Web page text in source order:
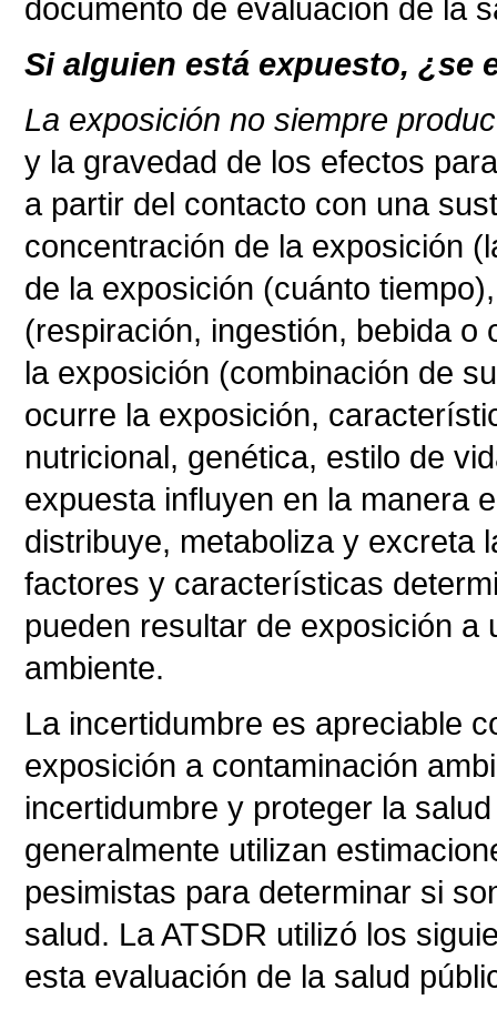
documento de evaluación de la
Si alguien está expuesto, ¿se
La exposición no siempre
y la gravedad de los efectos
a partir del contacto con una
concentración de la exposición
de la exposición (cuánto
(respiración, ingestión, bebida o
la exposición (combinación de
ocurre la exposición,
nutricional, genética, estilo de
expuesta influyen en la manera
distribuye, metaboliza y excreta
factores y características
pueden resultar de exposición
ambiente.
La incertidumbre es apreciable
exposición a contaminación
incertidumbre y proteger la
generalmente utilizan
pesimistas para determinar si
salud. La ATSDR utilizó los
esta evaluación de la salud